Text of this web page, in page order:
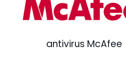
antivirus McAfee